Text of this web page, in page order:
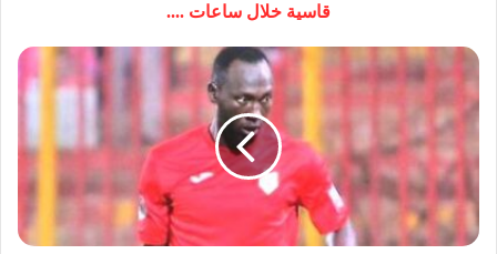
قاسية خلال ساعات ....